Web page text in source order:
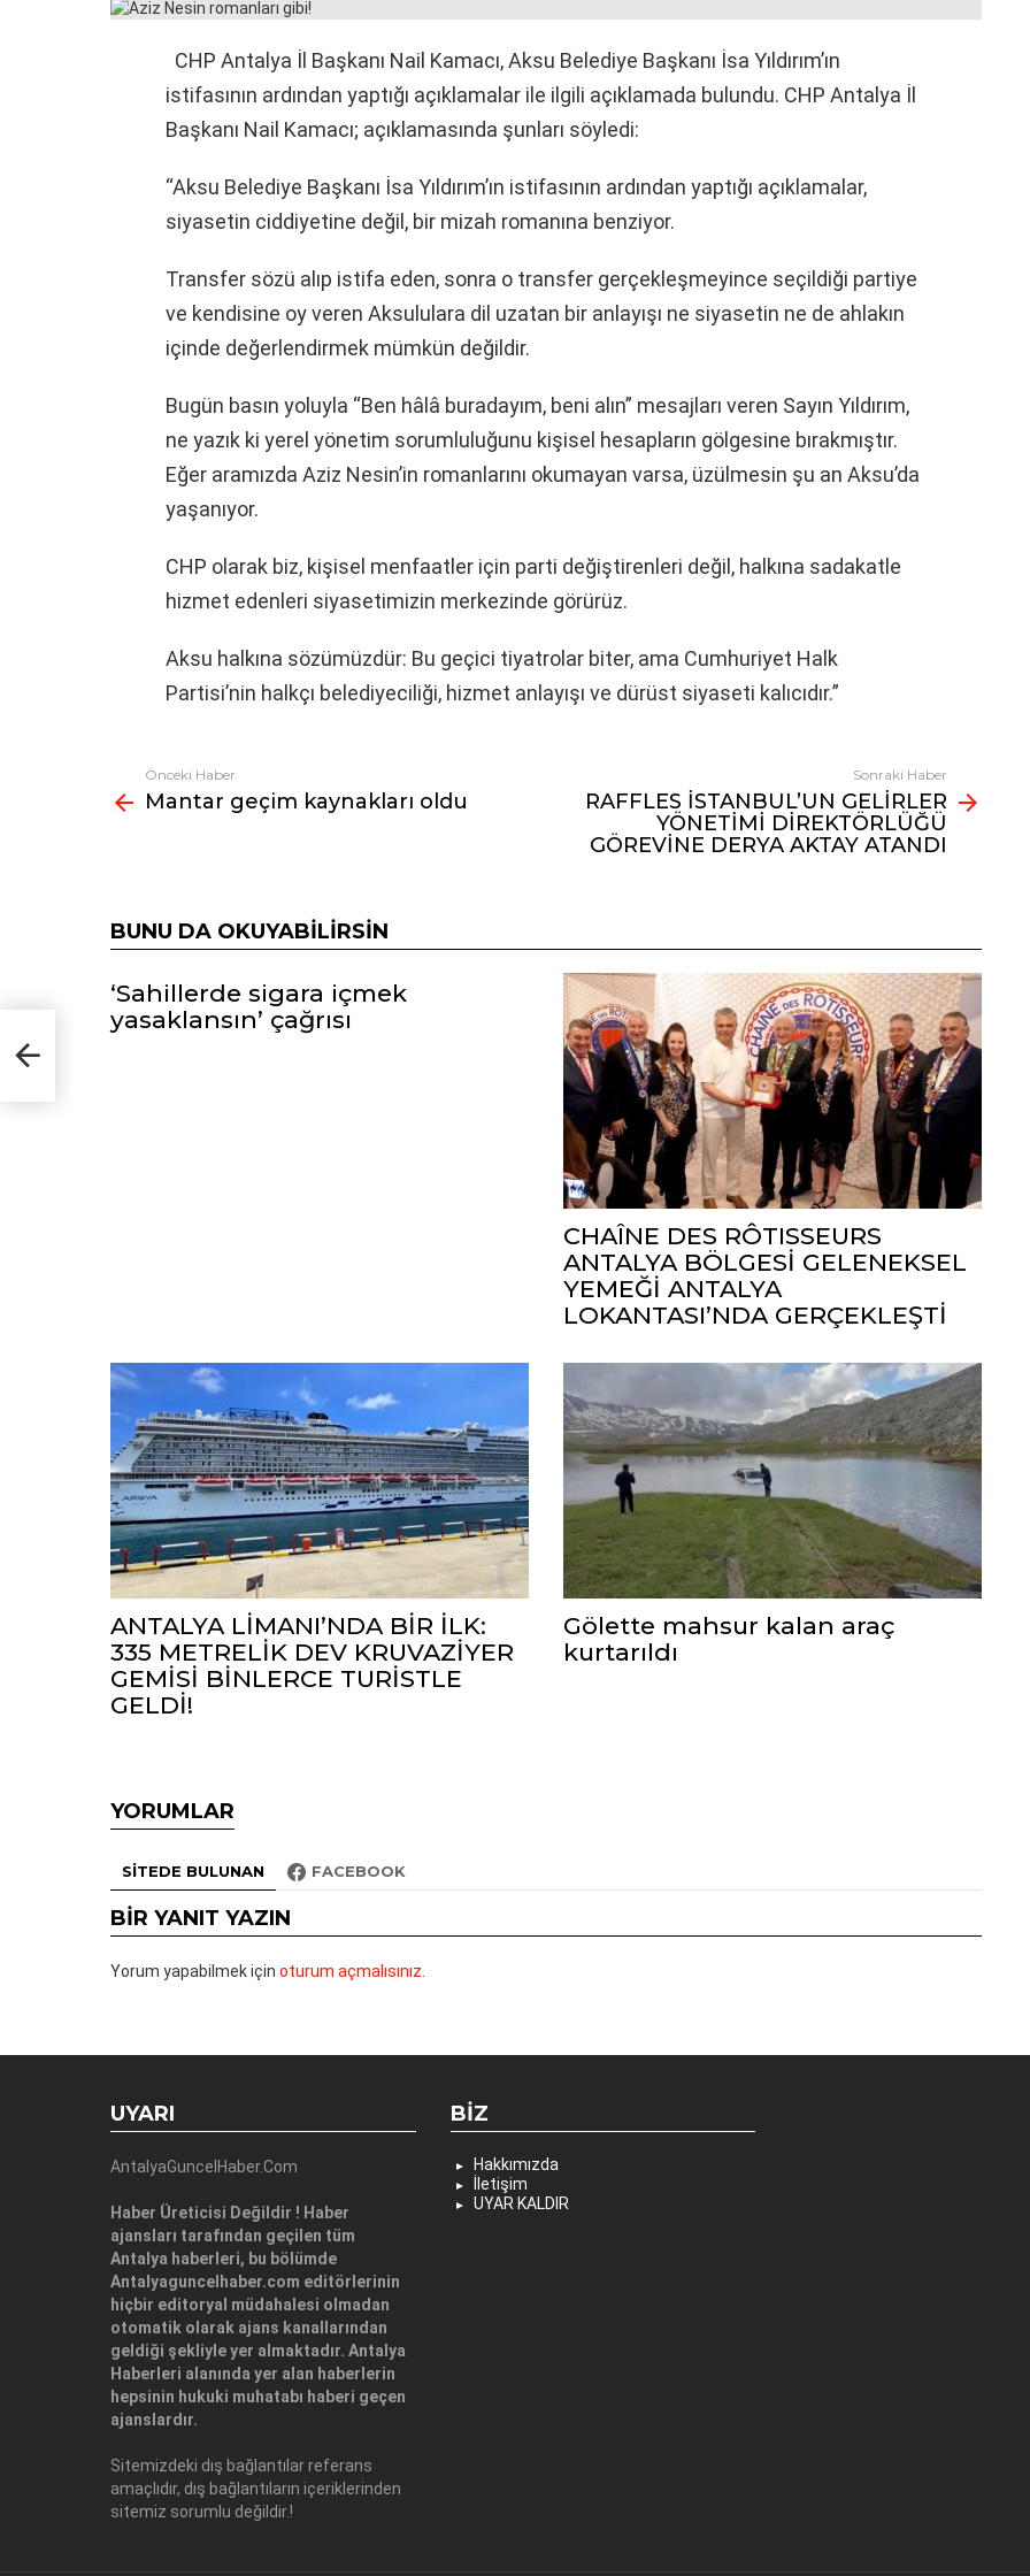
CHP Antalya İl Başkanı Nail Kamacı, Aksu Belediye Başkanı İsa Yıldırım’ın
istifasının ardından yaptığı açıklamalar ile ilgili açıklamada bulundu. CHP Antalya İl
Başkanı Nail Kamacı; açıklamasında şunları söyledi:
“Aksu Belediye Başkanı İsa Yıldırım’ın istifasının ardından yaptığı açıklamalar,
siyasetin ciddiyetine değil, bir mizah romanına benziyor.
Transfer sözü alıp istifa eden, sonra o transfer gerçekleşmeyince seçildiği partiye
ve kendisine oy veren Aksululara dil uzatan bir anlayışı ne siyasetin ne de ahlakın
içinde değerlendirmek mümkün değildir.
Bugün basın yoluyla “Ben hâlâ buradayım, beni alın” mesajları veren Sayın Yıldırım,
ne yazık ki yerel yönetim sorumluluğunu kişisel hesapların gölgesine bırakmıştır.
Eğer aramızda Aziz Nesin’in romanlarını okumayan varsa, üzülmesin şu an Aksu’da
yaşanıyor.
CHP olarak biz, kişisel menfaatler için parti değiştirenleri değil, halkına sadakatle
hizmet edenleri siyasetimizin merkezinde görürüz.
Aksu halkına sözümüzdür: Bu geçici tiyatrolar biter, ama Cumhuriyet Halk
Partisi’nin halkçı belediyeciliği, hizmet anlayışı ve dürüst siyaseti kalıcıdır.”
Fazlasına
bak
Önceki Haber
Mantar geçim kaynakları oldu
Sonraki Haber
RAFFLES İSTANBUL’UN GELİRLER
YÖNETİMİ DİREKTÖRLÜĞÜ
GÖREVİNE DERYA AKTAY ATANDI
BUNU DA OKUYABILIRSIN
‘Sahillerde sigara içmek
yasaklansın’ çağrısı
CHAÎNE DES RÔTISSEURS
ANTALYA BÖLGESİ GELENEKSEL
YEMEĞİ ANTALYA
LOKANTASI’NDA GERÇEKLEŞTİ
ANTALYA LİMANI’NDA BİR İLK:
335 METRELİK DEV KRUVAZİYER
GEMİSİ BİNLERCE TURİSTLE
GELDİ!
Gölette mahsur kalan araç
kurtarıldı
YORUMLAR
SITEDE BULUNAN FACEBOOK
BIR YANIT YAZIN
Yorum yapabilmek için oturum açmalısınız
UYARI
AntalyaGuncelHaber.Com
Haber Üreticisi Değildir ! Haber
ajansları tarafından geçilen tüm
Antalya haberleri, bu bölümde
Antalyaguncelhaber.com editörlerinin
hiçbir editoryal müdahalesi olmadan
otomatik olarak ajans kanallarından
geldiği şekliyle yer almaktadır. Antalya
Haberleri alanında yer alan haberlerin
hepsinin hukuki muhatabı haberi geçen
ajanslardır.
Sitemizdeki dış bağlantılar referans
amaçlıdır, dış bağlantıların içeriklerinden
sitemiz sorumlu değildir.!
BIZ
Hakkımızda
İletişim
UYAR KALDIR